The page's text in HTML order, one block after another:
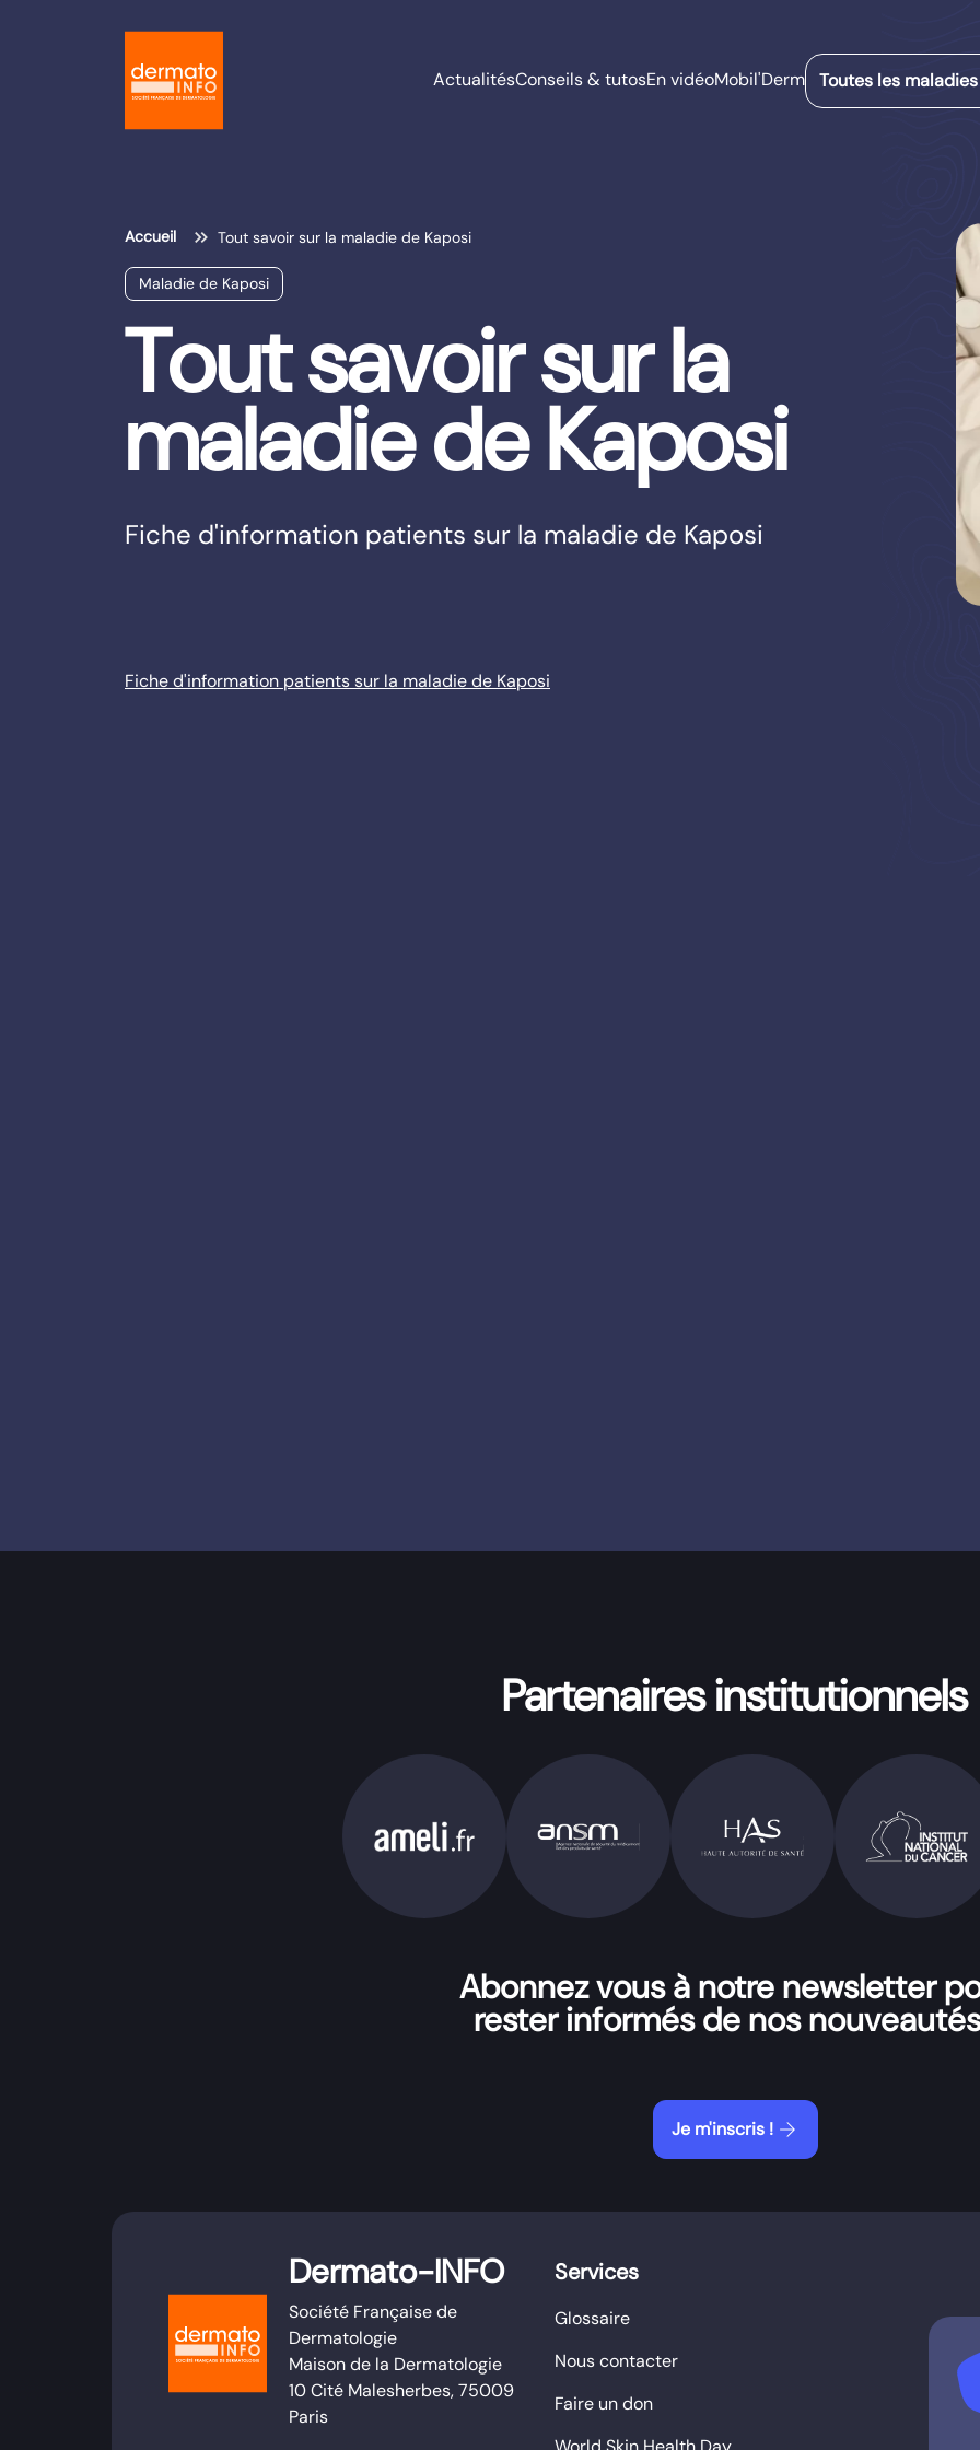
ActualitésConseils & tutosEn vidéoMobil'Derm Toutes les maladies
Accueil Tout savoir sur la maladie de Kaposi
Maladie de Kaposi
Tout savoir sur la
maladie de Kaposi
Fiche d'information patients sur la maladie de Kaposi
Fiche d'information patients sur la maladie de Kaposi
Partenaires institutionnels
Abonnez vous à notre newsletter
rester informés de nos
Je m'inscris ! arrow_forward
Dermato-INFO
Société Française de
Dermatologie
Maison de la Dermatologie
10 Cité Malesherbes, 75009
Paris
Services
Glossaire
Nous contacter
Faire un don